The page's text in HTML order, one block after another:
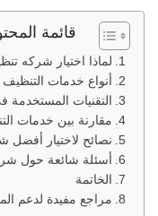
قائمة
لماذا اختيار شركه
أنواع خدمات
التقنيات
مقارنة بين خدمات
نصائح لاختيار أفضل
أسئلة شائعة حول
الخاتمة
مراجع مفيدة لدعم